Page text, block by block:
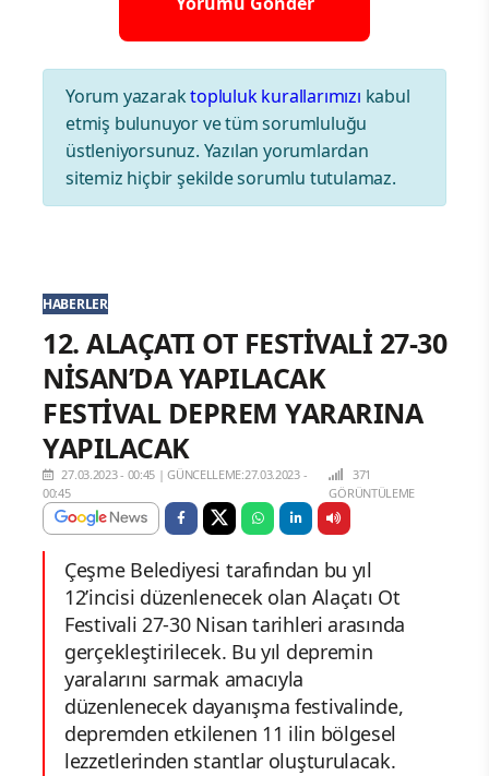
Yorum yazaraktopluluk kurallarımızı kabul
etmiş bulunuyor ve tüm sorumluluğu
üstleniyorsunuz. Yazılan yorumlardan
sitemiz hiçbir şekilde sorumlu tutulamaz.
HABERLER
12. ALAÇATI OT FESTİVALİ 27-30
NİSAN’DA YAPILACAK
FESTİVAL DEPREM YARARINA
YAPILACAK
27.03.2023 - 00:45 |GÜNCELLEME:27.03.2023 -
00:45
371
GÖRÜNTÜLEME
Çeşme Belediyesi tarafından bu yıl
12’incisi düzenlenecek olan Alaçatı Ot
Festivali 27-30 Nisan tarihleri arasında
gerçekleştirilecek. Bu yıl depremin
yaralarını sarmak amacıyla
düzenlenecek dayanışma festivalinde,
depremden etkilenen 11 ilin bölgesel
lezzetlerinden stantlar oluşturulacak.